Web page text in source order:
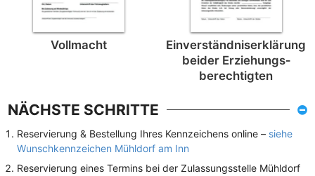
Vollmacht
Einverständnis­erklärung
beider Erziehungs­
berechtigten
NÄCHSTE SCHRITTE
Reservierung & Bestellung Ihres Kennzeichens online – siehe
Wunschkennzeichen Mühldorf am Inn
Reservierung eines Termins bei der Zulassungsstelle Mühldorf